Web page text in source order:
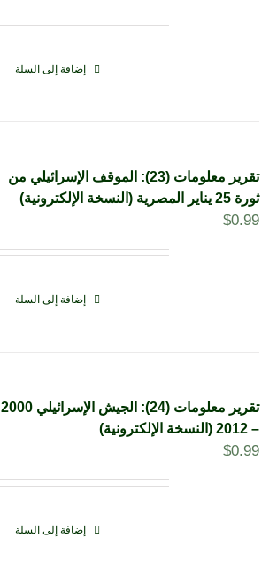
إضافة إلى السلة
تقرير معلومات (23): الموقف الإسرائيلي من
ثورة 25 يناير المصرية (النسخة الإلكترونية)
$0.99
إضافة إلى السلة
تقرير معلومات (24): الجيش الإسرائيلي 2000
– 2012 (النسخة الإلكترونية)
$0.99
إضافة إلى السلة